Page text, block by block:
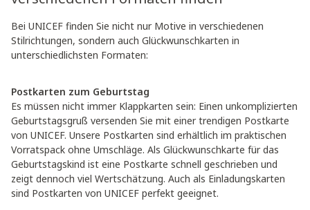
Bei UNICEF finden Sie nicht nur Motive in verschiedenen
Stilrichtungen, sondern auch Glückwunschkarten in
unterschiedlichsten Formaten:
Postkarten zum Geburtstag
Es müssen nicht immer Klappkarten sein: Einen unkomplizierten
Geburtstagsgruß versenden Sie mit einer trendigen Postkarte
von UNICEF. Unsere Postkarten sind erhältlich im praktischen
Vorratspack ohne Umschläge. Als Glückwunschkarte für das
Geburtstagskind ist eine Postkarte schnell geschrieben und
zeigt dennoch viel Wertschätzung. Auch als Einladungskarten
sind Postkarten von UNICEF perfekt geeignet.